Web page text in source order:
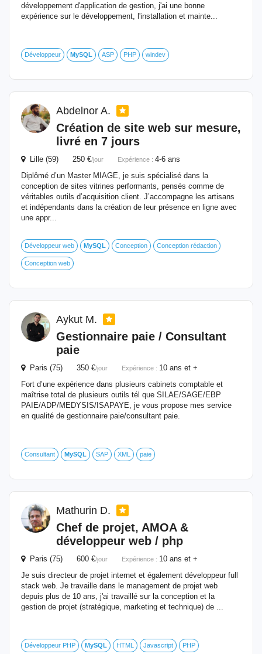
développement d'application de gestion, j'ai une bonne
expérience sur le développement, l'installation et mainte...
Développeur MySQL ASP PHP windev
Abdelnor A.
Création de site web sur mesure,
livré en 7 jours
Lille (59) 250 €/jour Expérience : 4-6 ans
Diplômé d’un Master MIAGE, je suis spécialisé dans la
conception de sites vitrines performants, pensés comme de
véritables outils d’acquisition client. J’accompagne les artisans
et indépendants dans la création de leur présence en ligne avec
une appr...
Développeur web MySQL Conception Conception rédaction
Conception web
Aykut M.
Gestionnaire paie / Consultant
paie
Paris (75) 350 €/jour Expérience : 10 ans et +
Fort d’une expérience dans plusieurs cabinets comptable et
maîtrise total de plusieurs outils tél que SILAE/SAGE/EBP
PAIE/ADP/MEDYSIS/ISAPAYE, je vous propose mes service
en qualité de gestionnaire paie/consultant paie.
Consultant MySQL SAP XML paie
Mathurin D.
Chef de projet, AMOA &
développeur web / php
Paris (75) 600 €/jour Expérience : 10 ans et +
Je suis directeur de projet internet et également développeur full
stack web. Je travaille dans le management de projet web
depuis plus de 10 ans, j'ai travaillé sur la conception et la
gestion de projet (stratégique, marketing et technique) de ...
Développeur PHP MySQL HTML Javascript PHP